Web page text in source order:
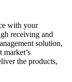
with your
receiving and
solution,
the products,